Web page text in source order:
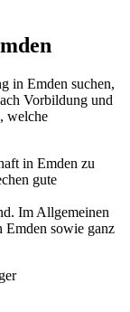
in Emden suchen,
Vorbildung und
welche
in Emden zu
gute
Im Allgemeinen
Emden sowie ganz